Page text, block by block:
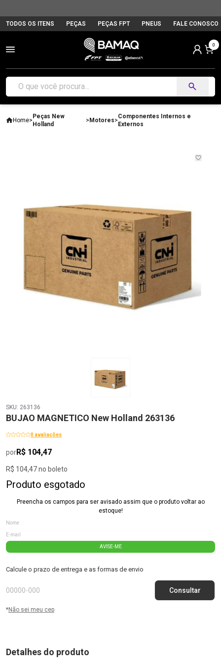
TODOS OS ITENS PEÇAS PEÇAS FPT PNEUS FALE CONOSCO
0
Home>
Peças New
Holland
>Motores>
Componentes Internos e
Externos
SKU: 263136
BUJAO MAGNETICO New Holland 263136
0 avaliações
porR$ 104,47
R$ 104,47 no boleto
Produto esgotado
Preencha os campos para ser avisado assim que o produto voltar ao
estoque!
AVISE-ME
Calcule o prazo de entrega e as formas de envio
*Não sei meu cep
Detalhes do produto